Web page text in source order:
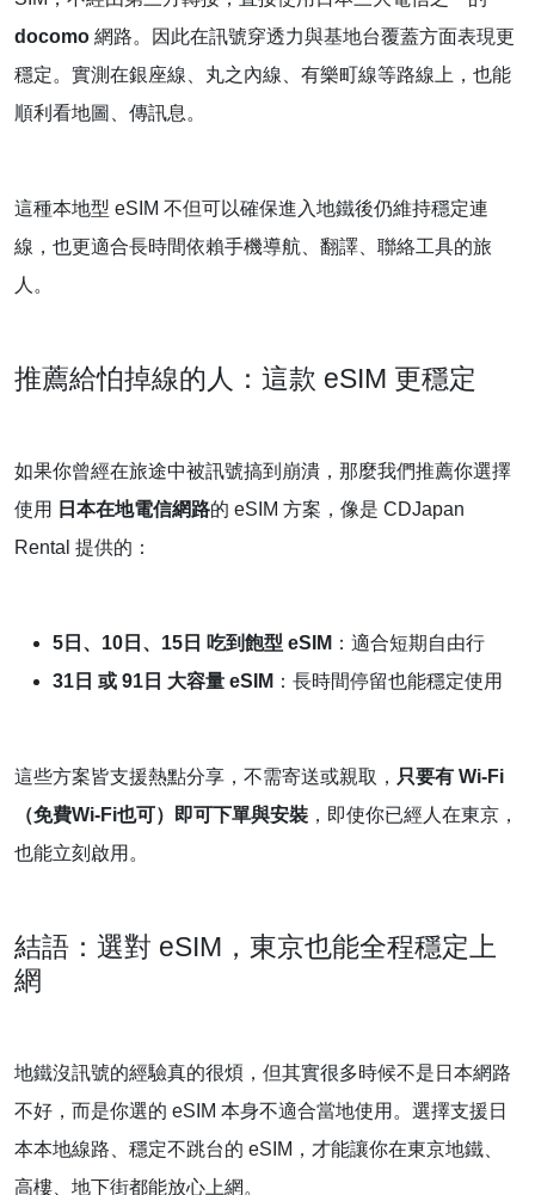
docomo 網路。因此在訊號穿透力與基地台覆蓋方面表現更
穩定。實測在銀座線、丸之內線、有樂町線等路線上，也能
順利看地圖、傳訊息。
這種本地型 eSIM 不但可以確保進入地鐵後仍維持穩定連
線，也更適合長時間依賴手機導航、翻譯、聯絡工具的旅
人。
推薦給怕掉線的人：這款 eSIM 更穩定
如果你曾經在旅途中被訊號搞到崩潰，那麼我們推薦你選擇
使用
日本在地電信網路的 eSIM 方案，像是 CDJapan
Rental 提供的：
5日、10日、15日 吃到飽型 eSIM ：適合短期自由行
31日 或 91日 大容量 eSIM ：長時間停留也能穩定使用
這些方案皆支援熱點分享，不需寄送或親取， 只要有 Wi-Fi
（免費Wi-Fi也可）即可下單與安裝 ，即使你已經人在東京，
也能立刻啟用。
結語：選對 eSIM，東京也能全程穩定上
網
地鐵沒訊號的經驗真的很煩，但其實很多時候不是日本網路
不好，而是你選的 eSIM 本身不適合當地使用。選擇支援日
本本地線路、穩定不跳台的 eSIM，才能讓你在東京地鐵、
高樓、地下街都能放心上網。